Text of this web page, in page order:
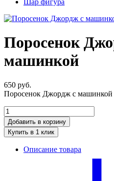
Поросенок
машинкой
650 руб.
Поросенок Джордж с машинкой
Добавить в корзину
Купить в 1 клик
Описание товара